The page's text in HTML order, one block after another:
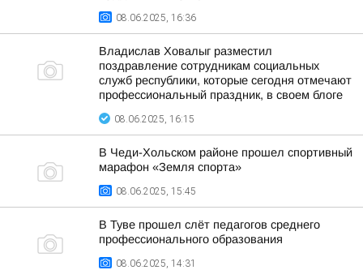
08.06.2025, 16:36
Владислав Ховалыг разместил
поздравление сотрудникам социальных
служб республики, которые сегодня отмечают
профессиональный праздник, в своем блоге
08.06.2025, 16:15
В Чеди-Хольском районе прошел спортивный
марафон «Земля спорта»
08.06.2025, 15:45
В Туве прошел слёт педагогов среднего
профессионального образования
08.06.2025, 14:31